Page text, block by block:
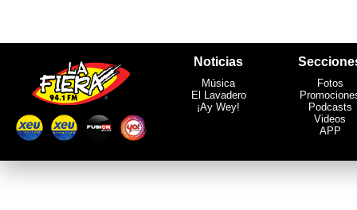
Noticias
Música
El Lavadero
¡Ay Wey!
Fotos
Podcasts
Videos
APP